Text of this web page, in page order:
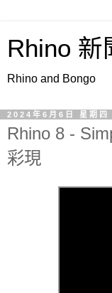
Rhino 新
Rhino and Bongo
2024年6月6日 星期四
Rhino 8 -
彩現